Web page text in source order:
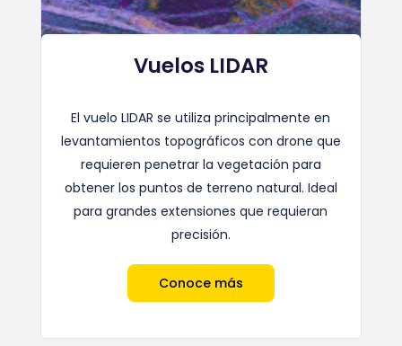
Vuelos LIDAR
El vuelo LIDAR se utiliza principalmente en
levantamientos topográficos con drone que
requieren penetrar la vegetación para
obtener los puntos de terreno natural. Ideal
para grandes extensiones que requieran
precisión.
Conoce más